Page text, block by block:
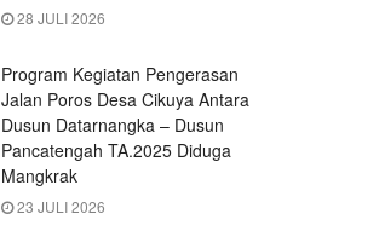
28 JULI 2026
Program Kegiatan Pengerasan
Jalan Poros Desa Cikuya Antara
Dusun Datarnangka – Dusun
Pancatengah TA.2025 Diduga
Mangkrak
23 JULI 2026